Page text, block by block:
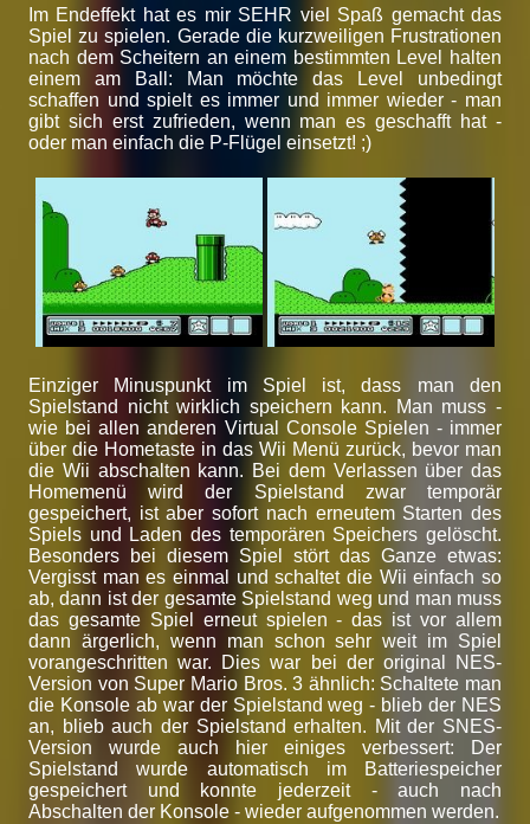
Im Endeffekt hat es mir SEHR viel Spaß gemacht das
Spiel zu spielen. Gerade die kurzweiligen Frustrationen
nach dem Scheitern an einem bestimmten Level halten
einem am Ball: Man möchte das Level unbedingt
schaffen und spielt es immer und immer wieder - man
gibt sich erst zufrieden, wenn man es geschafft hat -
oder man einfach die P-Flügel einsetzt! ;)
Einziger Minuspunkt im Spiel ist, dass man den
Spielstand nicht wirklich speichern kann. Man muss -
wie bei allen anderen Virtual Console Spielen - immer
über die Hometaste in das Wii Menü zurück, bevor man
die Wii abschalten kann. Bei dem Verlassen über das
Homemenü wird der Spielstand zwar temporär
gespeichert, ist aber sofort nach erneutem Starten des
Spiels und Laden des temporären Speichers gelöscht.
Besonders bei diesem Spiel stört das Ganze etwas:
Vergisst man es einmal und schaltet die Wii einfach so
ab, dann ist der gesamte Spielstand weg und man muss
das gesamte Spiel erneut spielen - das ist vor allem
dann ärgerlich, wenn man schon sehr weit im Spiel
vorangeschritten war. Dies war bei der original NES-
Version von Super Mario Bros. 3 ähnlich: Schaltete man
die Konsole ab war der Spielstand weg - blieb der NES
an, blieb auch der Spielstand erhalten. Mit der SNES-
Version wurde auch hier einiges verbessert: Der
Spielstand wurde automatisch im Batteriespeicher
gespeichert und konnte jederzeit - auch nach
Abschalten der Konsole - wieder aufgenommen werden.